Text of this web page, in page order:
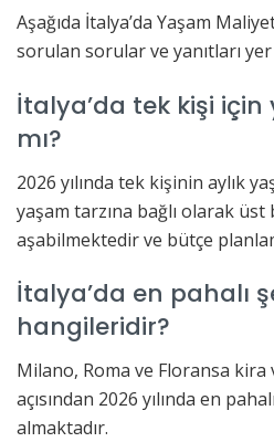
Aşağıda İtalya’da Yaşam
sorulan sorular ve yanıtları
İtalya’da tek kişi
mı?
2026 yılında tek kişinin aylık
yaşam tarzına bağlı olarak
aşabilmektedir ve bütçe
İtalya’da en pahalı
hangileridir?
Milano, Roma ve Floransa
açısından 2026 yılında en
almaktadır.